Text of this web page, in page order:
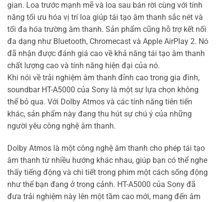
gian. Loa trước mạnh mẽ và loa sau bán rời cùng với tính
năng tối ưu hóa vị trí loa giúp tái tạo âm thanh sắc nét và
tối đa hóa trường âm thanh. Sản phẩm cũng hỗ trợ kết nối
đa dạng như Bluetooth, Chromecast và Apple AirPlay 2. Nó
đã nhận được đánh giá cao về khả năng tái tạo âm thanh
chất lượng cao và tính năng hiện đại của nó.
Khi nói về trải nghiệm âm thanh đỉnh cao trong gia đình,
soundbar HT-A5000 của Sony là một sự lựa chọn không
thể bỏ qua. Với Dolby Atmos và các tính năng tiên tiến
khác, sản phẩm này đang thu hút sự chú ý của những
người yêu công nghệ âm thanh.
Dolby Atmos là một công nghệ âm thanh cho phép tái tạo
âm thanh từ nhiều hướng khác nhau, giúp bạn có thể nghe
thấy tiếng động và chi tiết trong phim một cách sống động
như thể bạn đang ở trong cảnh. HT-A5000 của Sony đã
đưa trải nghiệm này lên một tầm cao mới, mang đến âm